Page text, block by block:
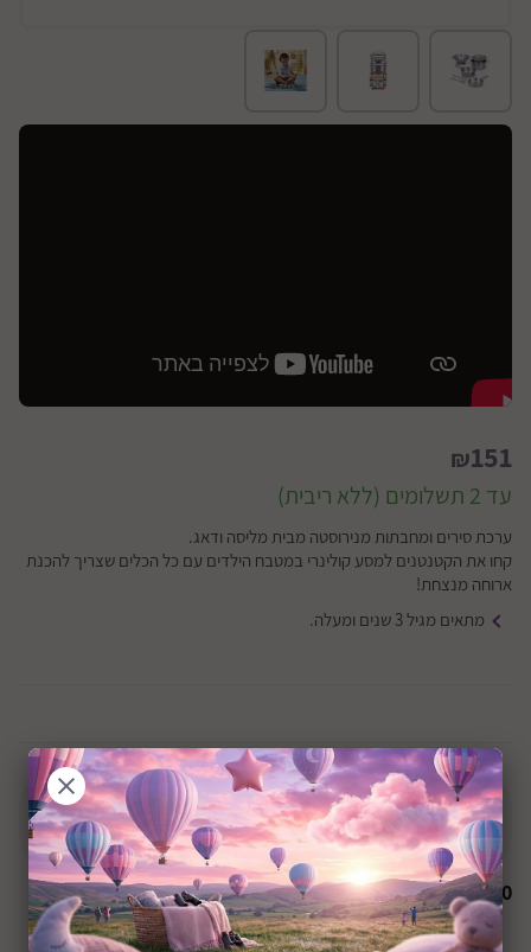
₪151
עד 2 תשלומים (ללא ריבית)
ערכת סירים ומחבתות מנירוסטה מבית מליסה ודאג.
קחו את הקטנטנים למסע קולינרי במטבח הילדים עם כל הכלים שצריך להכנת
ארוחה מנצחת!
מתאים מגיל 3 שנים ומעלה.
חסר זמנית
הודיעו לי כשחוזר למלאי
₪0